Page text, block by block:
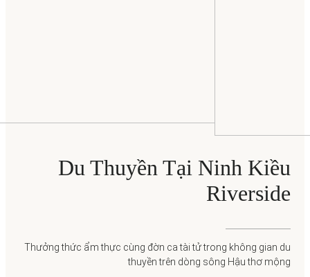
Du Thuyền Tại Ninh Kiều
Riverside
Thưởng thức ẩm thực cùng đờn ca tài tử trong không gian du
thuyền trên dòng sông Hậu thơ mộng